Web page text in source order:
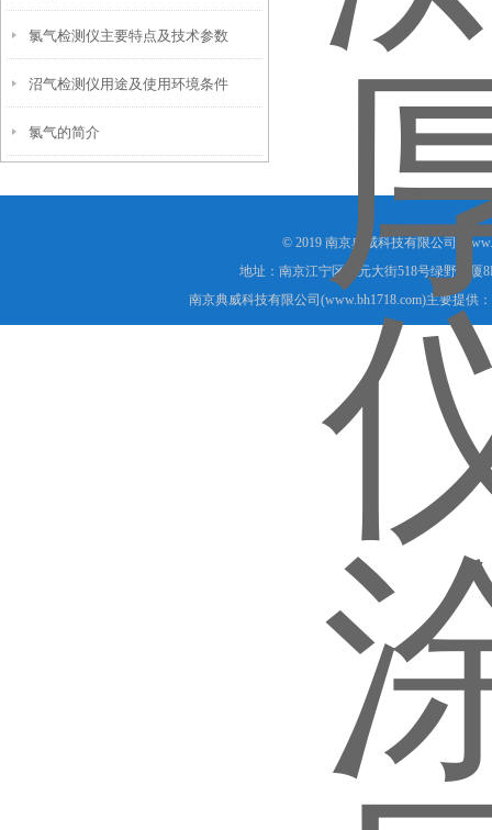
氯气检测仪主要特点及技术参数
沼气检测仪用途及使用环境条件
氯气的简介
© 2019 南京典威科技有限公司
地址：南京江宁区上元大街518号绿野大厦
南京典威科技有限公司(www.bh1718.com)主要提供：